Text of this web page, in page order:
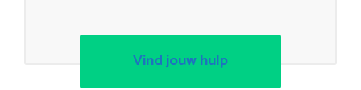
Vind jouw hulp